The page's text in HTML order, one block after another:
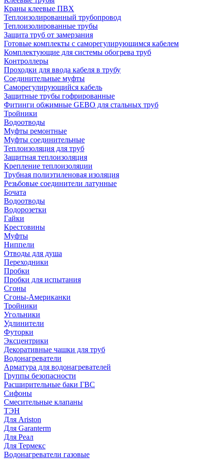
Краны клеевые ПВХ
Теплоизолированный трубопровод
Теплоизолированные трубы
Защита труб от замерзания
Готовые комплекты с саморегулирующимся кабелем
Комплектующие для системы обогрева труб
Контроллеры
Проходки для ввода кабеля в трубу
Соединительные муфты
Саморегулирующийся кабель
Защитные трубы гофрированные
Фитинги обжимные GEBO для стальных труб
Тройники
Водоотводы
Муфты ремонтные
Муфты соединительные
Теплоизоляция для труб
Защитная теплоизоляция
Крепление теплоизоляции
Трубная полиэтиленовая изоляция
Резьбовые соединители латунные
Бочата
Водоотводы
Водорозетки
Гайки
Крестовины
Муфты
Ниппели
Отводы для душа
Переходники
Пробки
Пробки для испытания
Сгоны
Сгоны-Американки
Тройники
Угольники
Удлинители
Футорки
Эксцентрики
Декоративные чашки для труб
Водонагреватели
Арматура для водонагревателей
Группы безопасности
Расширительные баки ГВС
Сифоны
Смесительные клапаны
ТЭН
Для Ariston
Для Garanterm
Для Реал
Для Термекс
Водонагреватели газовые